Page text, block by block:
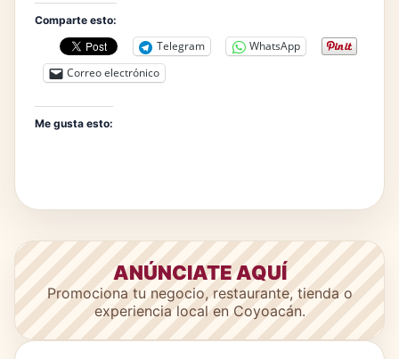
Comparte esto:
Telegram
WhatsApp
Correo electrónico
Me gusta esto:
ANÚNCIATE AQUÍ
Promociona tu negocio, restaurante, tienda o
experiencia local en Coyoacán.